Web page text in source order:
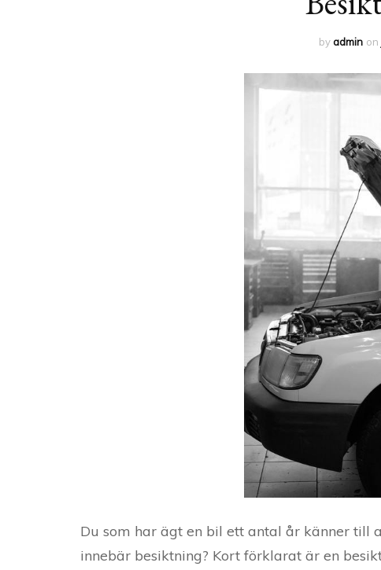
byadmin on
Du som har ägt en bil ett antal år känner till
innebär besiktning? Kort förklarat är en